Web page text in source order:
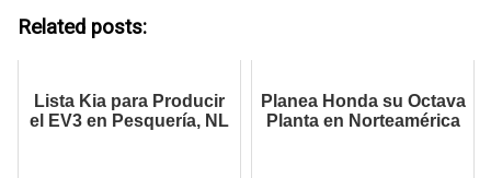
Related posts:
Lista Kia para Producir
el EV3 en Pesquería, NL
Planea Honda su Octava
Planta en Norteamérica